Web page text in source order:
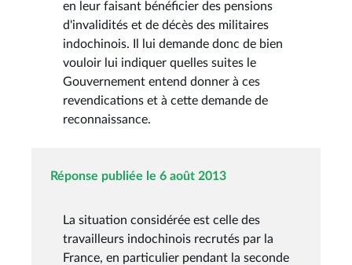
en leur faisant bénéficier des pensions
d'invalidités et de décès des militaires
indochinois. Il lui demande donc de bien
vouloir lui indiquer quelles suites le
Gouvernement entend donner à ces
revendications et à cette demande de
reconnaissance.
Réponse publiée le 6 août 2013
La situation considérée est celle des
travailleurs indochinois recrutés par la
France, en particulier pendant la seconde